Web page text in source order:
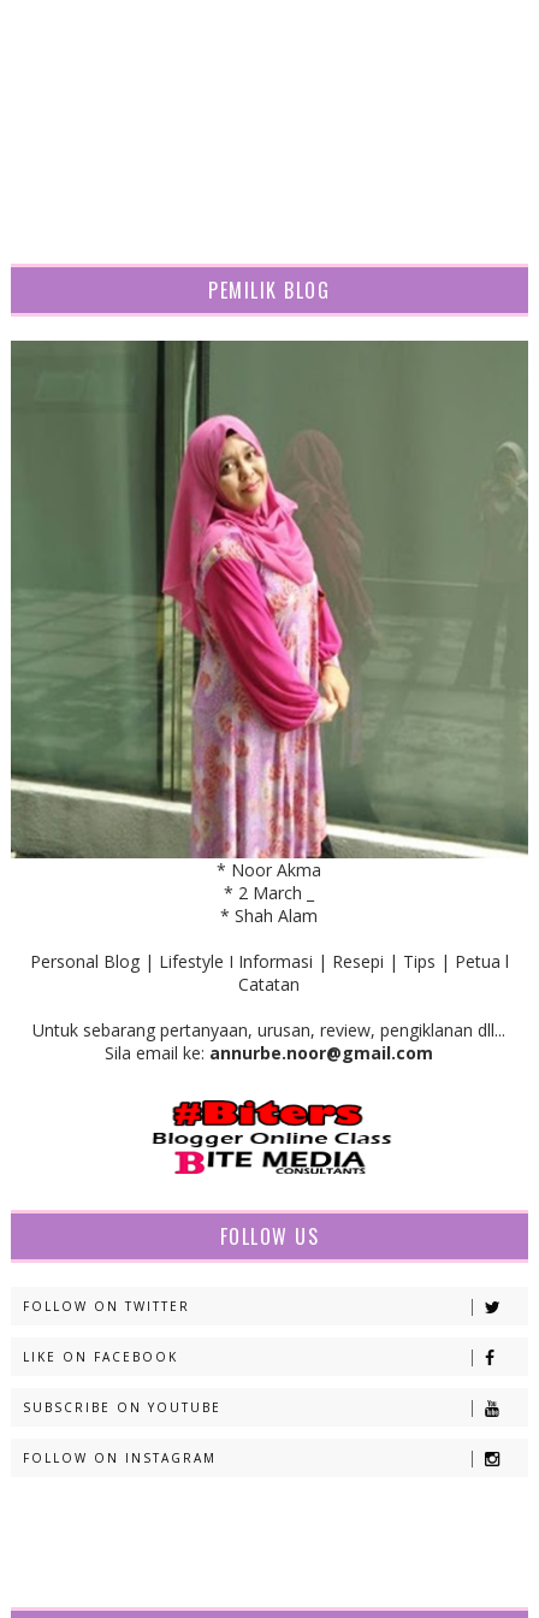
PEMILIK BLOG
* Noor Akma
* 2 March _
* Shah Alam
Personal Blog | Lifestyle I Informasi | Resepi | Tips | Petua l
Catatan
Untuk sebarang pertanyaan, urusan, review, pengiklanan dll...
Sila email ke: annurbe.noor@gmail.com
FOLLOW US
FOLLOW ON TWITTER
LIKE ON FACEBOOK
SUBSCRIBE ON YOUTUBE
FOLLOW ON INSTAGRAM